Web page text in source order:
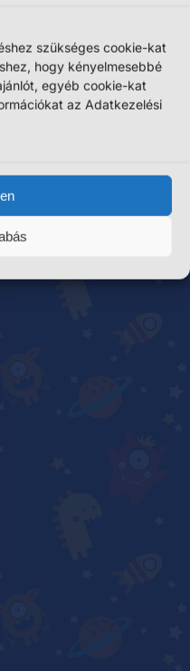
szükséges cookie-kat
hogy kényelmesebbé
egyéb cookie-kat
az Adatkezelési
Termék megtekintése